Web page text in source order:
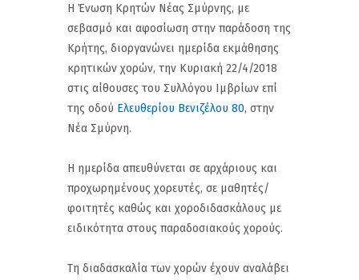
Η Ένωση Κρητών Νέας Σμύρνης, με
σεβασμό και αφοσίωση στην παράδοση της
Κρήτης, διοργανώνει ημερίδα εκμάθησης
κρητικών χορών, την Κυριακή 22/4/2018
στις αίθουσες του Συλλόγου Ιμβρίων επί
της οδού Ελευθερίου Βενιζέλου 80, στην
Νέα Σμύρνη.
Η ημερίδα απευθύνεται σε αρχάριους και
προχωρημένους χορευτές, σε μαθητές/
φοιτητές καθώς και χοροδιδασκάλους με
ειδικότητα στους παραδοσιακούς χορούς.
Τη διαδασκαλία των χορών έχουν αναλάβει